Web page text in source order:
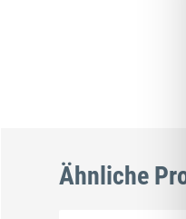
Ähnliche